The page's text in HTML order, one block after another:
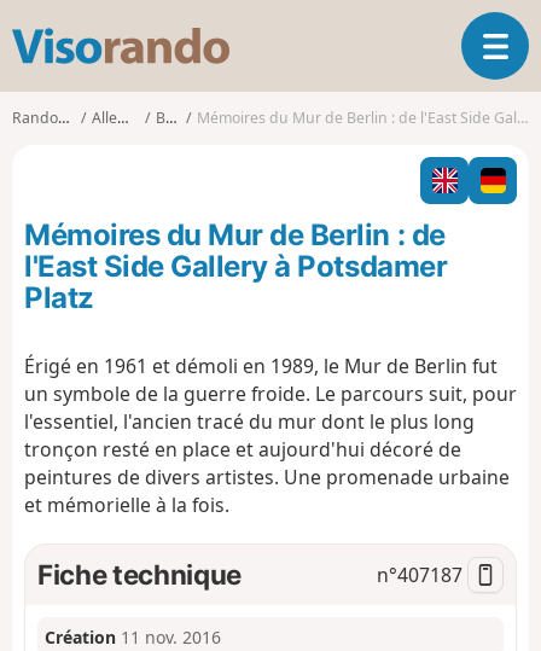
s
o
o
O
u
v
i
r
l
g
a
n
Randonnées Allemagne Berlin Mémoires du Mur de Berlin : de l'East Side Gallery à Potsdamer Platz
Mémoires du Mur de Berlin : de
l'East Side Gallery à Potsdamer
Platz
Érigé en 1961 et démoli en 1989, le Mur de Berlin fut
un symbole de la guerre froide. Le parcours suit, pour
l'essentiel, l'ancien tracé du mur dont le plus long
tronçon resté en place et aujourd'hui décoré de
peintures de divers artistes. Une promenade urbaine
et mémorielle à la fois.
Fiche technique n°407187
Création 11 nov. 2016